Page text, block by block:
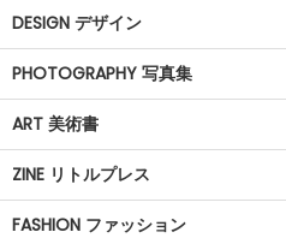
DESIGN デザイン
PHOTOGRAPHY 写真集
ART 美術書
ZINE リトルプレス
FASHION ファッション